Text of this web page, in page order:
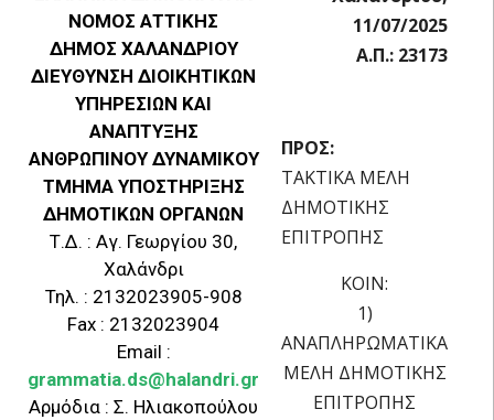
ΝΟΜΟΣ ΑΤΤΙΚΗΣ
ΔΗΜΟΣ ΧΑΛΑΝΔΡΙΟΥ
ΔΙΕΥΘΥΝΣΗ ΔΙΟΙΚΗΤΙΚΩΝ
ΥΠΗΡΕΣΙΩΝ ΚΑΙ
ΑΝΑΠΤΥΞΗΣ
ΑΝΘΡΩΠΙΝΟΥ ΔΥΝΑΜΙΚΟΥ
ΤΜΗΜΑ ΥΠΟΣΤΗΡΙΞΗΣ
ΔΗΜΟΤΙΚΩΝ ΟΡΓΑΝΩΝ
Τ.Δ. : Αγ. Γεωργίου 30,
Χαλάνδρι
Τηλ. : 2132023905-908
Fax : 2132023904
Email :
grammatia.ds@halandri.gr
Αρμόδια : Σ. Ηλιακοπούλου
11/07/2025
Α.Π.: 23173
ΠΡΟΣ:
ΤΑΚΤΙΚΑ ΜΕΛΗ
ΔΗΜΟΤΙΚΗΣ
ΕΠΙΤΡΟΠΗΣ
ΚΟΙΝ:
1)
ΑΝΑΠΛΗΡΩΜΑΤΙΚΑ
ΜΕΛΗ ΔΗΜΟΤΙΚΗΣ
ΕΠΙΤΡΟΠΗΣ